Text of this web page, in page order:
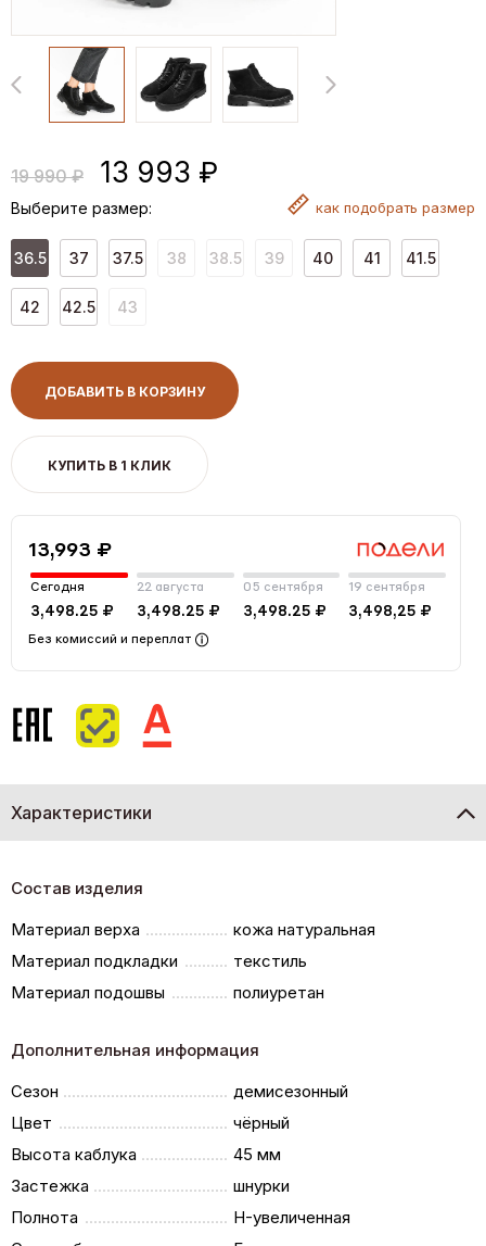
19 990 ₽ 13 993 ₽
Выберите размер: как подобрать размер
36.5 37 37.5 38 38.5 39 40 41 41.5
42 42.5 43
ДОБАВИТЬ В КОРЗИНУ
КУПИТЬ В 1 КЛИК
13,993 ₽
Сегодня
3,498.25 ₽
22 августа
3,498.25 ₽
05 сентября
3,498.25 ₽
19 сентября
3,498,25 ₽
Без комиссий и переплат
Характеристики
Состав изделия
Материал верха
кожа натуральная
Материал подкладки
текстиль
Материал подошвы
полиуретан
Дополнительная информация
Сезон
демисезонный
Цвет
чёрный
Высота каблука
45 мм
Застежка
шнурки
Полнота
H-увеличенная